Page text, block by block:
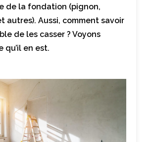
de la fondation (pignon,
autres). Aussi, comment savoir
de les casser ? Voyons
qu’il en est.